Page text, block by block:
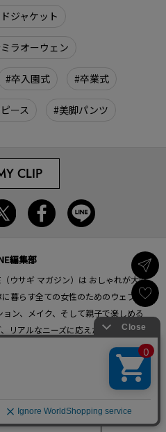
ジャケット
ラオーウェン
#卒入園式 #卒業式
ース #美脚パンツ
CLIP
編集部
（ウサギ マガジン）は おしゃれが大好
暮らす全ての女性のためのウェブマ
ョン、メイク、そして親子で楽しめる
リアルなニーズに応えたニュースを毎
事中の気に入ったアイテムは購入も可
ベートも、毎日をフレキシブルに楽し
すぐ欲しい”を届けます。
の記事一覧
×
USAGI ONLINEで
お買い物をする▶